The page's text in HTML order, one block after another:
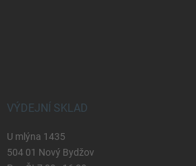
VÝDEJNÍ SKLAD
U mlýna 1435
504 01 Nový Bydžov